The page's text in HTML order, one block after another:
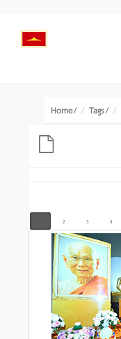
Home/ Tags/
2 3 4